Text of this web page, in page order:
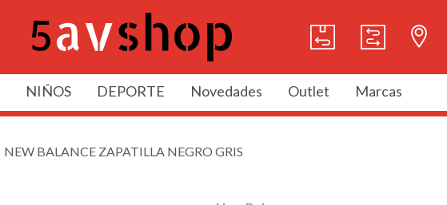
NIÑOS DEPORTE Novedades Outlet Marcas
NEW BALANCE ZAPATILLA NEGRO GRIS